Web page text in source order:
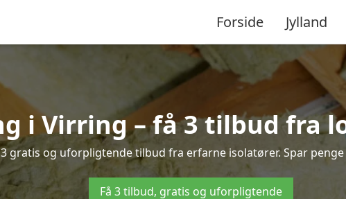
Forside Jylland
i Virring – få 3 tilbud fra
gratis og uforpligtende tilbud fra erfarne isolatører. Spar
Få 3 tilbud, gratis og uforpligtende